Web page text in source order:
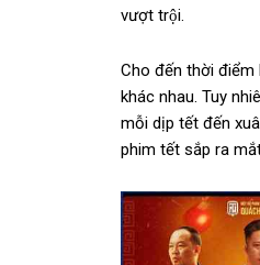
vượt trội.
Cho đến thời điểm
khác nhau. Tuy
mỗi dịp tết đến
phim tết sắp ra